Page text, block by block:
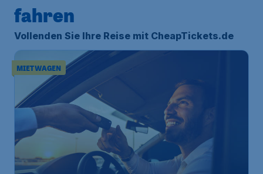
fahren
Vollenden Sie Ihre Reise mit CheapTickets.de
MIETWAGEN